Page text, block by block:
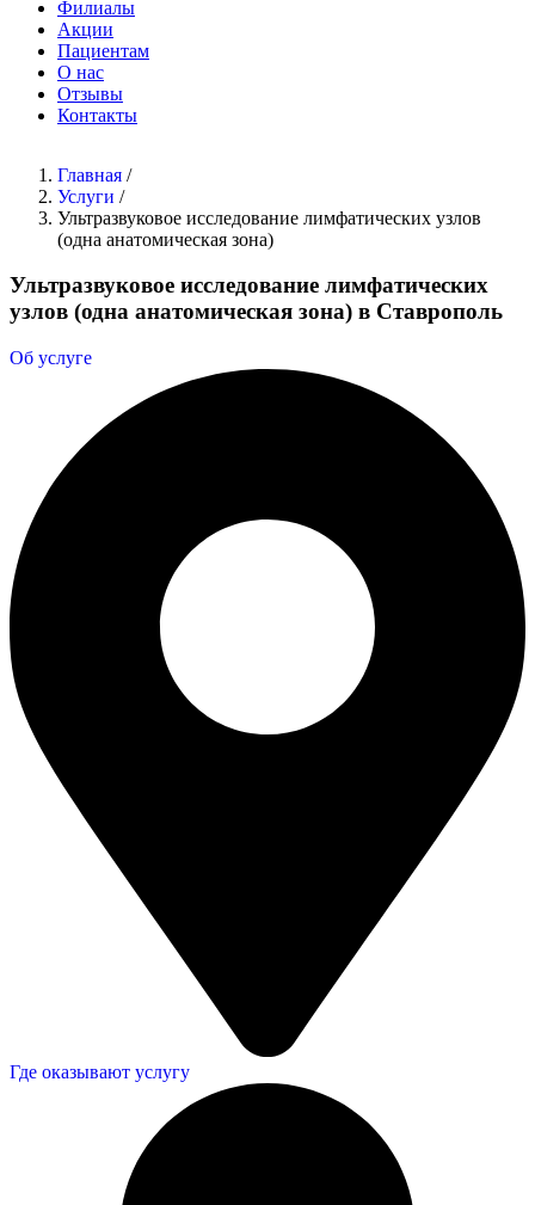
Филиалы
Акции
Пациентам
О нас
Отзывы
Контакты
Главная /
Услуги /
Ультразвуковое исследование лимфатических узлов
(одна анатомическая зона)
Ультразвуковое исследование лимфатических
узлов (одна анатомическая зона) в Ставрополь
Об услуге
Где оказывают услугу